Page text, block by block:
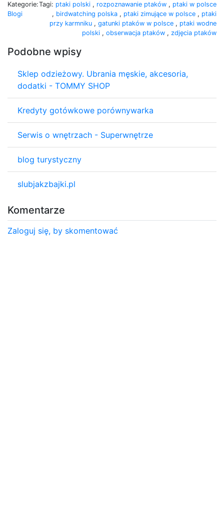
Kategorie:
Blogi
Tagi: ptaki polski , rozpoznawanie ptaków , ptaki w polsce
, birdwatching polska , ptaki zimujące w polsce , ptaki
przy karmniku , gatunki ptaków w polsce , ptaki wodne
polski , obserwacja ptaków , zdjęcia ptaków
Podobne wpisy
Sklep odzieżowy. Ubrania męskie, akcesoria,
dodatki - TOMMY SHOP
Kredyty gotówkowe porównywarka
Serwis o wnętrzach - Superwnętrze
blog turystyczny
slubjakzbajki.pl
Komentarze
Zaloguj się, by skomentować